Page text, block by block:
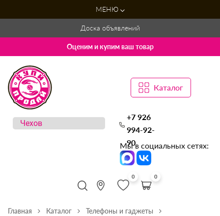
МЕНЮ
Доска объявлений
Оценим и купим ваш товар
Каталог
+7 926
994-92-
90
Мы в социальных сетях:
0 0
Главная Каталог
Телефоны и гаджеты